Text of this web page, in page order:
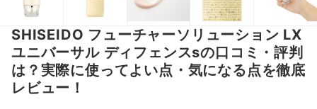
SHISEIDO フューチャーソリューション LX
ユニバーサル ディフェンスsの口コミ・評判
は？実際に使ってよい点・気になる点を徹底
レビュー！